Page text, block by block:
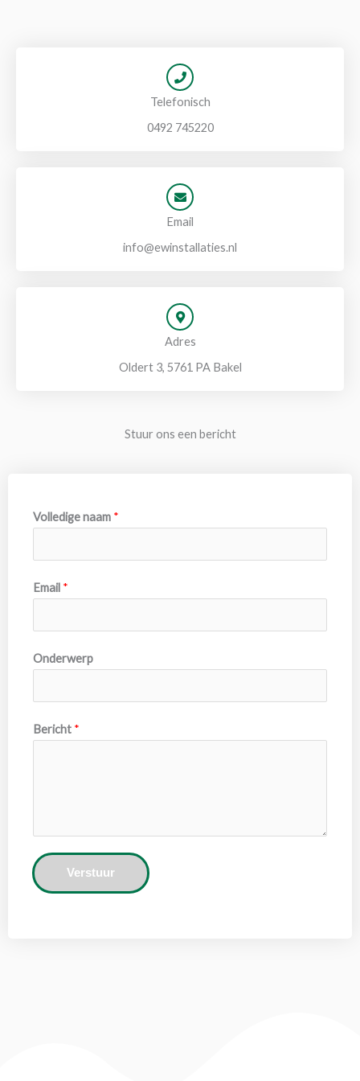
Telefonisch
0492 745220
Email
info@ewinstallaties.nl
Adres
Oldert 3, 5761 PA Bakel
Stuur ons een bericht
Volledige naam *
Email *
Onderwerp
Bericht *
Verstuur